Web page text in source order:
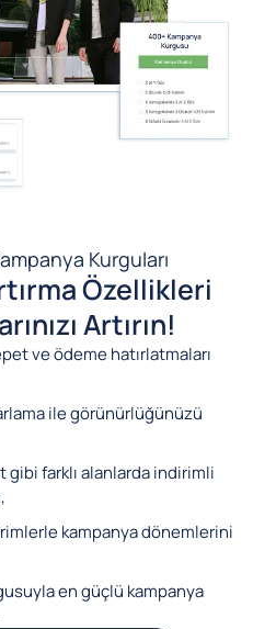
Kurguları
Özellikleri
Artırın!
ve ödeme hatırlatmaları
ile görünürlüğünüzü
farklı alanlarda indirimli
kampanya dönemlerini
en güçlü kampanya